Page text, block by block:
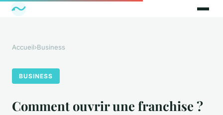
Accueil›Business
BUSINESS
Comment ouvrir une franchise ?